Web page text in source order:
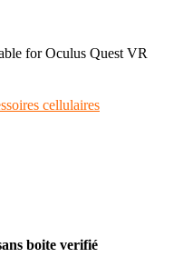
for Oculus Quest VR
cellulaires
boite verifié